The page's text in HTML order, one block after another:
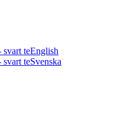
English
Svenska